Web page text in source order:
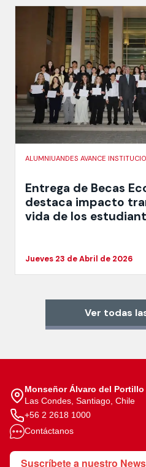
ALUMNIUANDES AVANCE
Entrega de Becas
destaca impacto
vida de los
Jueves 23 de Abril de 2026
Ver todas
Monseñor Álvaro del Portillo
Las Condes, Santiago, Chile
+56 2 2618 1000
Contáctanos
Suscríbete a nuestro